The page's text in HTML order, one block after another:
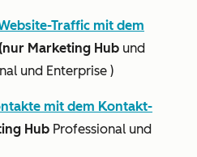
Traffic mit dem
Marketing Hub und
und Enterprise )
mit dem Kontakt-
Hub Professional und